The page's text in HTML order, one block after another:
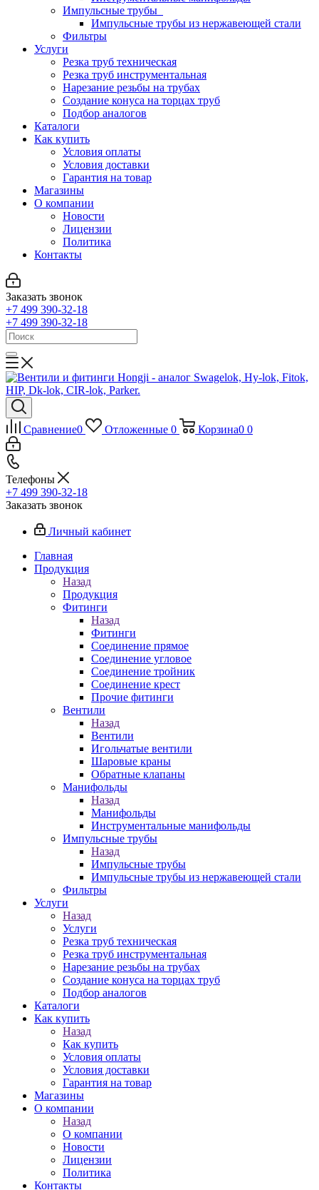
Импульсные трубы
Импульсные трубы из нержавеющей стали
Фильтры
Услуги
Резка труб техническая
Резка труб инструментальная
Нарезание резьбы на трубах
Создание конуса на торцах труб
Подбор аналогов
Каталоги
Как купить
Условия оплаты
Условия доставки
Гарантия на товар
Магазины
О компании
Новости
Лицензии
Политика
Контакты
Заказать звонок
+7 499 390-32-18
+7 499 390-32-18
Сравнение0 Отложенные 0 Корзина0 0
Телефоны
+7 499 390-32-18
Заказать звонок
Личный кабинет
Главная
Продукция
Назад
Продукция
Фитинги
Назад
Фитинги
Соединение прямое
Соединение угловое
Соединение тройник
Соединение крест
Прочие фитинги
Вентили
Назад
Вентили
Игольчатые вентили
Шаровые краны
Обратные клапаны
Манифольды
Назад
Манифольды
Инструментальные манифольды
Импульсные трубы
Назад
Импульсные трубы
Импульсные трубы из нержавеющей стали
Фильтры
Услуги
Назад
Услуги
Резка труб техническая
Резка труб инструментальная
Нарезание резьбы на трубах
Создание конуса на торцах труб
Подбор аналогов
Каталоги
Как купить
Назад
Как купить
Условия оплаты
Условия доставки
Гарантия на товар
Магазины
О компании
Назад
О компании
Новости
Лицензии
Политика
Контакты